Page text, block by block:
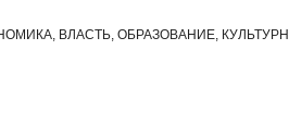
ВЛАСТЬ, ОБРАЗОВАНИЕ,